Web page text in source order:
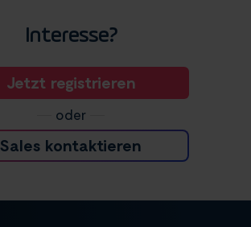
Interesse?
Jetzt registrieren
oder
Sales kontaktieren